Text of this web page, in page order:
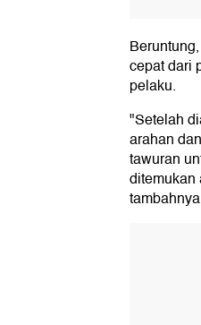
cepat dari
pelaku.
"Setelah
arahan
tawuran
ditemukan